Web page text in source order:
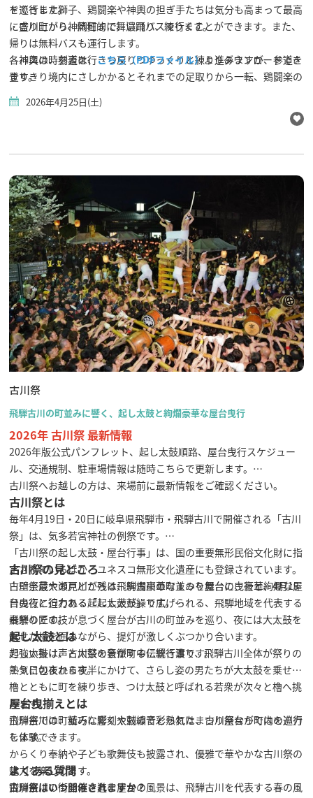
を巡行した獅子、鶏闘楽や神輿の担ぎ手たちは気分も高まって最高
に盛り上がり、熱狂的に舞い踊り、練ります。
各神輿は、参道を行きつ戻りつゆっくりと練り進みますが、参道を
登りきり境内にさしかかるとそれまでの足取りから一転、鶏闘楽の
ます。熱気あふれる祭りのクライマックスは、観光客のみならず地
ドできます。
・古川町から神岡町まで、濃飛バスで行くことができます。また、
帰りは無料バスも運行します。
バスの時刻表は、こちら（PDFファイル）よりダウンロードでき
ます。
2026年4月25日(土)
古川祭
飛騨古川の町並みに響く、起し太鼓と絢爛豪華な屋台曳行
2026年 古川祭 最新情報
2026年版公式パンフレット、起し太鼓順路、屋台曳行スケジュー
ル、交通規制、駐車場情報は随時こちらで更新します。
古川祭へお越しの方は、来場前に最新情報をご確認ください。
古川祭とは
毎年4月19日・20日に岐阜県飛騨市・飛騨古川で開催される「古川
祭」は、気多若宮神社の例祭です。
「古川祭の起し太鼓・屋台行事」は、国の重要無形民俗文化財に指
定されているほか、ユネスコ無形文化遺産にも登録されています。
白壁土蔵や瀬戸川が残る飛騨古川の町並みを舞台に、豪華絢爛な屋
台曳行と迫力ある起し太鼓が繰り広げられる、飛騨地域を代表する
春祭りです。
古川祭の見どころ
古川祭最大の見どころは、絢爛豪華なまつり屋台の曳行と、4月19
日の夜に行われる「起し太鼓」です。
飛騨の匠の技が息づく屋台が古川の町並みを巡り、夜には大太鼓を
乗せた櫓を囲みながら、提灯が激しくぶつかり合います。
力強い掛け声と太鼓の音が町中に響き渡り、飛騨古川全体が祭りの
熱気に包まれます。
起し太鼓とは
起し太鼓は、古川祭を象徴する伝統行事です。
１９日の夜から夜半にかけて、さらし姿の男たちが大太鼓を乗せた
櫓とともに町を練り歩き、つけ太鼓と呼ばれる若衆が次々と櫓へ挑
みます。
飛騨古川の町並みに響く太鼓の音と熱気は、古川祭ならではの迫力
を体験できます。
屋台曳揃えとは
古川祭では、精巧な彫刻や刺繍で彩られたまつり屋台が町内を巡行
します。
からくり奉納や子ども歌舞伎も披露され、優雅で華やかな古川祭の
魅力を楽しめます。
飛騨古川の街並みを進む屋台の風景は、飛騨古川を代表する春の風
よくある質問
古川祭はいつ開催されますか？